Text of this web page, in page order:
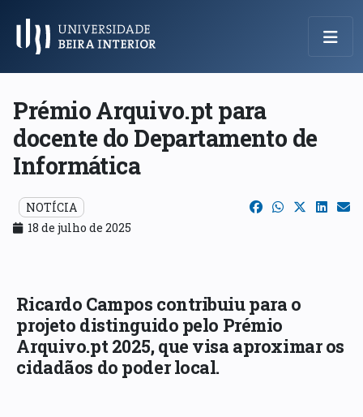
Menu Principal
Prémio Arquivo.pt para
docente do Departamento de
Informática
NOTÍCIA
18 de julho de 2025
Ricardo Campos contribuiu para o
projeto distinguido pelo Prémio
Arquivo.pt 2025, que visa aproximar os
cidadãos do poder local.